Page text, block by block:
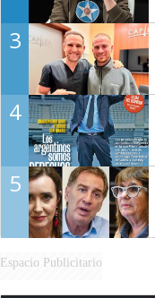
3
4
5
Espacio Publicitario